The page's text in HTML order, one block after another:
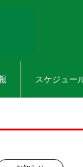
スケジュー